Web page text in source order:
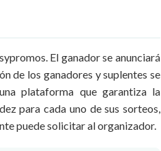
El ganador se anunciará
de los ganadores y suplentes se
plataforma que garantiza la
para cada uno de sus sorteos,
puede solicitar al organizador.